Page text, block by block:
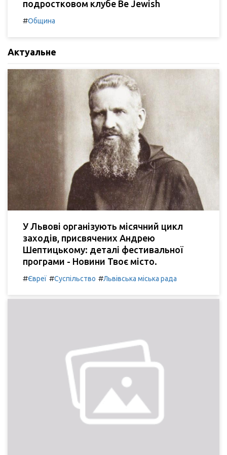
подростковом клубе Be Jewish
#Община
Актуальне
У Львові організують місячний цикл
заходів, присвячених Андрею
Шептицькому: деталі фестивальної
програми - Новини Твоє місто.
#Євреї #Суспільство #Львівська міська рада